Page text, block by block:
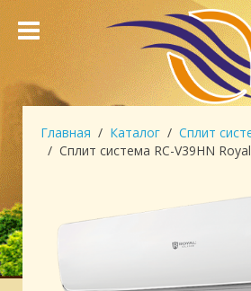
Главная Каталог Сплит
Сплит система RC-V39HN